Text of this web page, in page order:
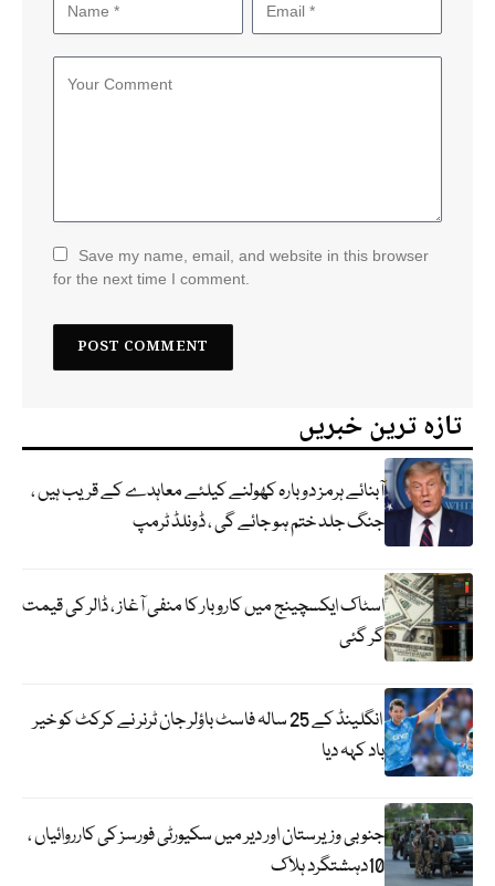
Save my name, email, and website in this browser
for the next time I comment.
تازہ ترین خبریں
آبنائے ہرمز دوبارہ کھولنے کیلئے معاہدے کے قریب ہیں ،
جنگ جلد ختم ہو جائے گی ، ڈونلڈ ٹرمپ
اسٹاک ایکسچینج میں کاروبار کا منفی آغاز ، ڈالر کی قیمت
گر گئی
انگلینڈ کے 25 سالہ فاسٹ باؤلر جان ٹرنر نے کرکٹ کو خیر
باد کہہ دیا
جنوبی وزیرستان اور دیر میں سکیورٹی فورسز کی کارروائیاں ،
10دہشتگرد ہلاک